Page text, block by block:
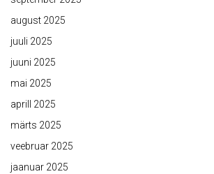
august 2025
juuli 2025
juuni 2025
mai 2025
aprill 2025
märts 2025
veebruar 2025
jaanuar 2025